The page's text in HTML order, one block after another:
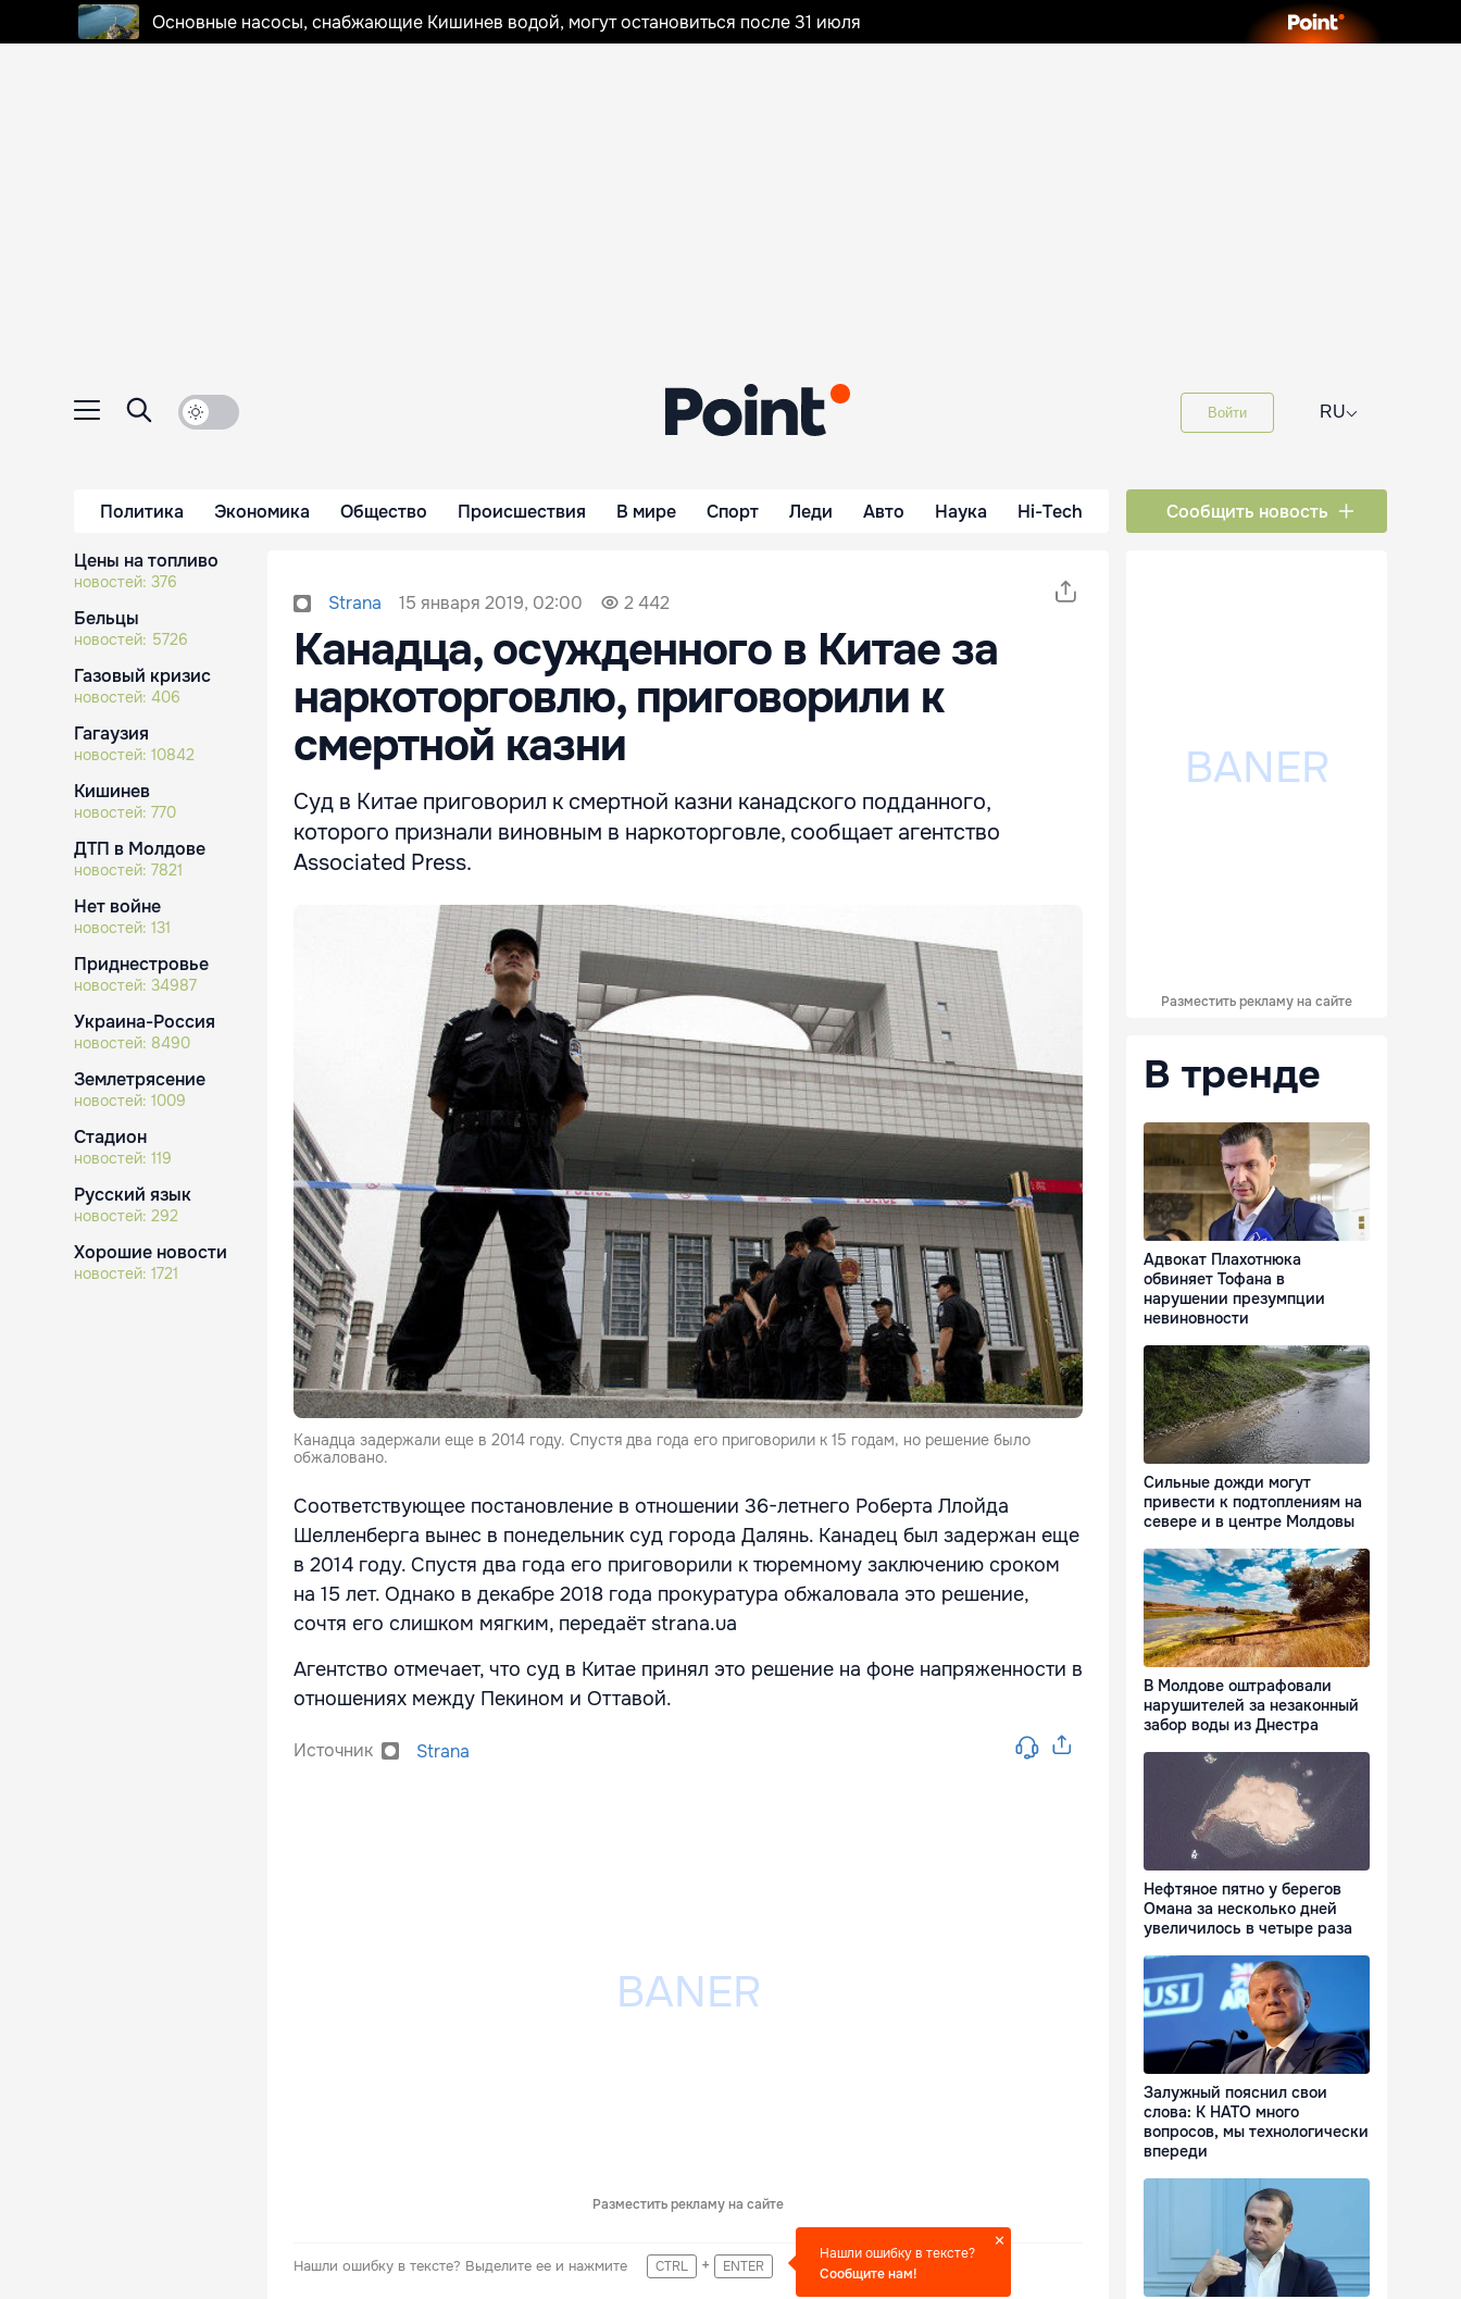
Основные насосы, снабжающие Кишинев водой, могут остановиться после 31 июля
Войти RU⌵
Политика Экономика Общество Происшествия В мире Спорт Леди Авто Наука Hi-Tech Сообщить новость
Цены на топливо
новостей: 376
Бельцы
новостей: 5726
Газовый кризис
новостей: 406
Гагаузия
новостей: 10842
Кишинев
новостей: 770
ДТП в Молдове
новостей: 7821
Нет войне
новостей: 131
Приднестровье
новостей: 34987
Украина-Россия
новостей: 8490
Землетрясение
новостей: 1009
Стадион
новостей: 119
Русский язык
новостей: 292
Хорошие новости
новостей: 1721
Strana 15 января 2019, 02:00 2 442
Канадца, осужденного в Китае за
наркоторговлю, приговорили к
смертной казни
Суд в Китае приговорил к смертной казни канадского подданного,
которого признали виновным в наркоторговле, сообщает агентство
Associated Press.
Канадца задержали еще в 2014 году. Спустя два года его приговорили к 15 годам, но решение было
обжаловано.
Соответствующее постановление в отношении 36-летнего Роберта Ллойда
Шелленберга вынес в понедельник суд города Далянь. Канадец был задержан еще
в 2014 году. Спустя два года его приговорили к тюремному заключению сроком
на 15 лет. Однако в декабре 2018 года прокуратура обжаловала это решение,
сочтя его слишком мягким, передаёт strana.ua
Агентство отмечает, что суд в Китае принял это решение на фоне напряженности в
отношениях между Пекином и Оттавой.
Источник Strana
Разместить рекламу на сайте
Нашли ошибку в тексте? Выделите ее и нажмите CTRL + ENTER
Нашли ошибку в тексте?
Сообщите нам!
Разместить рекламу на сайте
В тренде
Адвокат Плахотнюка
обвиняет Тофана в
нарушении презумпции
невиновности
Сильные дожди могут
привести к подтоплениям на
севере и в центре Молдовы
В Молдове оштрафовали
нарушителей за незаконный
забор воды из Днестра
Нефтяное пятно у берегов
Омана за несколько дней
увеличилось в четыре раза
Залужный пояснил свои
слова: К НАТО много
вопросов, мы технологически
впереди